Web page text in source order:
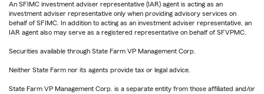
An SFIMC investment adviser representative (IAR) agent is acting as an
investment adviser representative only when providing advisory services on
behalf of SFIMC. In addition to acting as an investment adviser representative, an
IAR agent also may serve as a registered representative on behalf of SFVPMC.
Securities available through State Farm VP Management Corp.
Neither State Farm nor its agents provide tax or legal advice.
State Farm VP Management Corp. is a separate entity from those affiliated and/or